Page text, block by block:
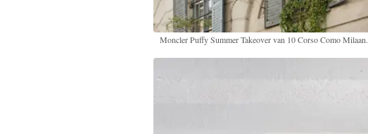
Moncler Puffy Summer Takeover van 10 Corso Como Milaan.